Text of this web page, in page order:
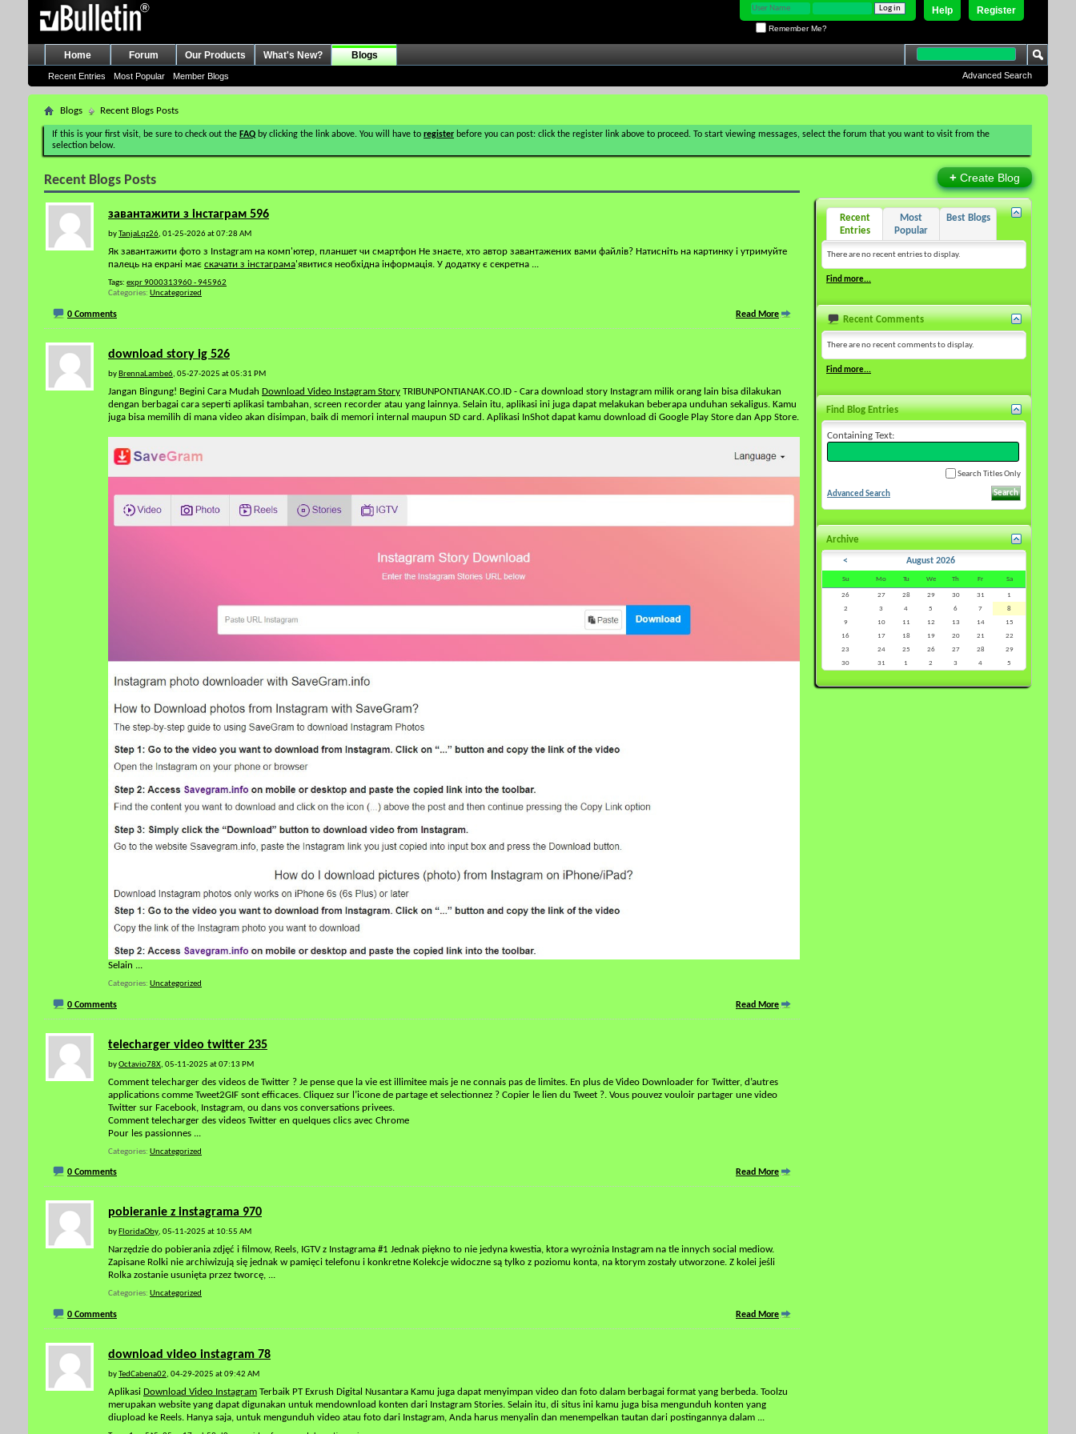
Register
Help
Remember Me?
Home Forum Our Products What's New? Blogs
Recent Entries Most Popular Member Blogs Advanced Search
Blogs Recent Blogs Posts
If this is your first visit, be sure to check out the FAQ by clicking the link above. You will have to register before you can post: click the register link above to proceed. To start viewing messages, select the forum that you want to visit from the
selection below.
Recent Blogs Posts
завантажити з інстаграм 596
byTanjaLqz26, 01-25-2026 at 07:28 AM
Як завантажити фото з Instagram на комп'ютер, планшет чи смартфон Не знаєте, хто автор завантажених вами файлів? Натисніть на картинку і утримуйте
палець на екрані має скачати з інстаграма'явитися необхідна інформація. У додатку є секретна ...
Tags: expr 9000313960 - 945962
Categories Uncategorized
0 Comments Read More
download story ig 526
by BrennaLambe6, 05-27-2025 at 05:31 PM
Jangan Bingung! Begini Cara Mudah Download Video Instagram Story TRIBUNPONTIANAK.CO.ID - Cara download story Instagram milik orang lain bisa dilakukan
dengan berbagai cara seperti aplikasi tambahan, screen recorder atau yang lainnya. Selain itu, aplikasi ini juga dapat melakukan beberapa unduhan sekaligus. Kamu
juga bisa memilih di mana video akan disimpan, baik di memori internal maupun SD card. Aplikasi InShot dapat kamu download di Google Play Store dan App Store.
Selain ...
Categories Uncategorized
0 Comments Read More
telecharger video twitter 235
byOctavio78X, 05-11-2025 at 07:13 PM
Comment telecharger des videos de Twitter ? Je pense que la vie est illimitee mais je ne connais pas de limites. En plus de Video Downloader for Twitter, d’autres
applications comme Tweet2GIF sont efficaces. Cliquez sur l’icone de partage et selectionnez ? Copier le lien du Tweet ?. Vous pouvez vouloir partager une video
Twitter sur Facebook, Instagram, ou dans vos conversations privees.
Comment telecharger des videos Twitter en quelques clics avec Chrome
Pour les passionnes ...
Categories Uncategorized
0 Comments Read More
pobieranie z instagrama 970
by FloridaOby, 05-11-2025 at 10:55 AM
Narzędzie do pobierania zdjęć i filmow, Reels, IGTV z Instagrama #1 Jednak piękno to nie jedyna kwestia, ktora wyrożnia Instagram na tle innych social mediow.
Zapisane Rolki nie archiwizują się jednak w pamięci telefonu i konkretne Kolekcje widoczne są tylko z poziomu konta, na ktorym zostały utworzone. Z kolei jeśli
Rolka zostanie usunięta przez tworcę, ...
Categories Uncategorized
0 Comments Read More
download video instagram 78
byTedCabena02, 04-29-2025 at 09:42 AM
Aplikasi Download Video Instagram Terbaik PT Exrush Digital Nusantara Kamu juga dapat menyimpan video dan foto dalam berbagai format yang berbeda. Toolzu
merupakan website yang dapat digunakan untuk mendownload konten dari Instagram Stories. Selain itu, di situs ini kamu juga bisa mengunduh konten yang
diupload ke Reels. Hanya saja, untuk mengunduh video atau foto dari Instagram, Anda harus menyalin dan menempelkan tautan dari postingannya dalam ...
+ Create Blog
Recent
Entries
Most
Popular
Best Blogs
There are no recent entries to display.
Find more...
Recent Comments
There are no recent comments to display.
Find more...
Find Blog Entries
Containing Text:
Search Titles Only
Advanced Search
Archive
< August 2026
Su Mo Tu We Th Fr Sa
26 27 28 29 30 31
1
2
3 4 5 6 7
8
9
10 11 12 13 14
15
16
17 18 19 20 21
22
23
24 25 26 27 28
29
30
31 1 2 3 4 5